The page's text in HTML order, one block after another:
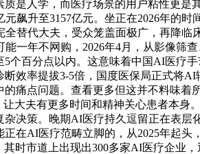
是人学，而医疗场景的用户粘性更
飙升至3157亿元。坐正在2026年的
替代大夫，受众笼盖面极广，再降
一年不网购，2026年4月，从影像
个百分点以内。这意味着中国AI医疗
效率提拔3-5倍，国度医保局正式将
痛点问题。查看更多但这并不料味
大夫有更多时间和精神关心患者本
决策。晚期AI医疗持久逗留正在表
在AI医疗范畴立脚的，从2025年起
其时市道上出现出300多家AI医疗企